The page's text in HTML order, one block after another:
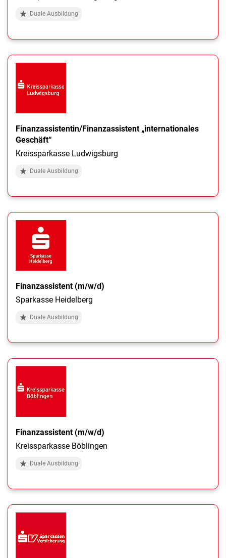
Duale Ausbildung
Finanzassistentin/Finanzassistent „internationales
Geschäft“
Kreissparkasse Ludwigsburg
Duale Ausbildung
Finanzassistent (m/w/d)
Sparkasse Heidelberg
Duale Ausbildung
Finanzassistent (m/w/d)
Kreissparkasse Böblingen
Duale Ausbildung